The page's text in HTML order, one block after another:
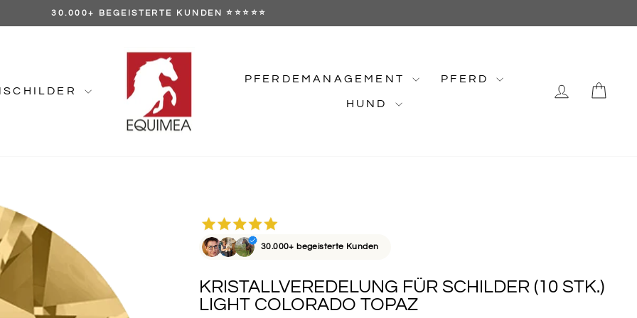
Pause
GRATIS VERSAND AB 89 €
PFERDEMANAGEMENT PFERD
HUND
30.000+ begeisterte Kunden
KRISTALLVEREDELUNG FÜR SCHILDER (10 STK.)
LIGHT COLORADO TOPAZ